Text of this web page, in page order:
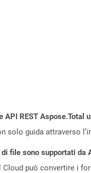
API REST Aspose.Total
solo guida attraverso
file sono supportati da
può convertire i